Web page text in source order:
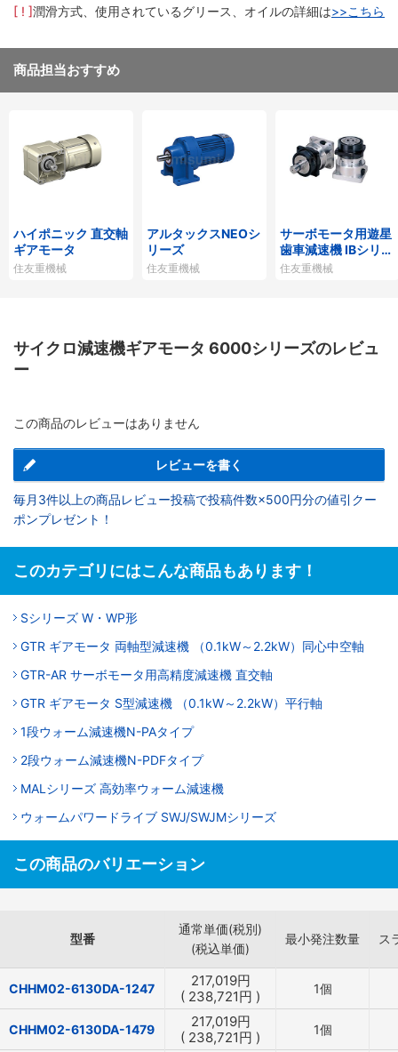
[ ! ]潤滑方式、使用されているグリース、オイルの詳細は>>こちら
商品担当おすすめ
ハイポニック 直交軸
ギアモータ
住友重機械
アルタックスNEOシ
リーズ
住友重機械
サーボモータ用遊星
歯車減速機 IBシリー
ズP1タイプ
住友重機械
サイクロ減速機ギアモータ 6000シリーズのレビュ
ー
この商品のレビューはありません
レビューを書く
毎月3件以上の商品レビュー投稿で投稿件数×500円分の値引クー
ポンプレゼント！
このカテゴリにはこんな商品もあります！
Sシリーズ W・WP形
GTR ギアモータ 両軸型減速機 （0.1kW～2.2kW）同心中空軸
GTR-AR サーボモータ用高精度減速機 直交軸
GTR ギアモータ S型減速機 （0.1kW～2.2kW）平行軸
1段ウォーム減速機N-PAタイプ
2段ウォーム減速機N-PDFタイプ
MALシリーズ 高効率ウォーム減速機
ウォームパワードライブ SWJ/SWJMシリーズ
この商品のバリエーション
型番
通常単価(税別)
(税込単価)
最小発注数量 ス
CHHM02-6130DA-1247 217,019円
( 238,721円 ) 1個
CHHM02-6130DA-1479 217,019円
( 238,721円 ) 1個